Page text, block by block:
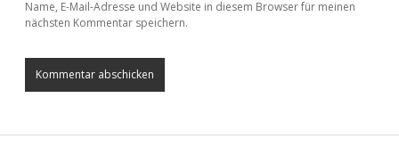
Name, E-Mail-Adresse und Website in diesem Browser für meinen
nächsten Kommentar speichern.